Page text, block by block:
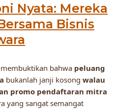
Nyata: Mereka
Bisnis
bahwa peluang
bukanlah janji kosong walau
promo pendaftaran mitra
yang sangat semangat